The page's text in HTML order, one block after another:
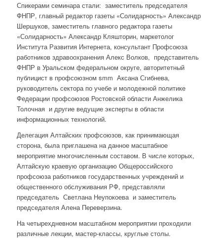
Спикерами семинара стали: заместитель председателя
ФНПР, главный редактор газеты «Солидарность» Александр
Шершуков, заместитель главного редактора газеты
«Солидарность» Александр Кляшторин, маркетолог
Института Развития Интернета, консультант Профсоюза
работников здравоохранения Алекс Волков, представитель
ФНПР в Уральском федеральном округе, авторитетный
публицист в профсоюзном smm Аксана Сгибнева,
руководитель сектора по учебе и молодежной политике
Федерации профсоюзов Ростовской области Анжелика
Толочная и другие ведущие эксперты в области
информационных технологий.
Делегация Алтайских профсоюзов, как принимающая
сторона, была приглашена на данное масштабное
мероприятие многочисленным составом. В числе которых,
Алтайскую краевую организацию Общероссийского
профсоюза работников государственных учреждений и
общественного обслуживания РФ, представляли
председатель Светлана Неупокоева и заместитель
председателя Алена Переверзина.
На четырехдневном масштабном мероприятии проходили
различные лекции, мастер-классы, круглые столы.